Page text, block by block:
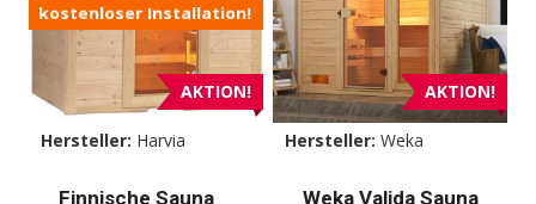
AKTION!
kostenloser Installation!
Hersteller: Harvia
Finnische Sauna
AKTION!
Hersteller: Weka
Weka Valida Sauna